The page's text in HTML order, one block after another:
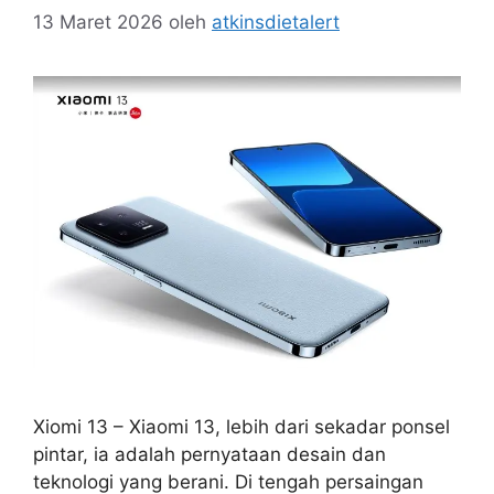
13 Maret 2026 oleh atkinsdietalert
Xiomi 13 – Xiaomi 13, lebih dari sekadar ponsel
pintar, ia adalah pernyataan desain dan
teknologi yang berani. Di tengah persaingan